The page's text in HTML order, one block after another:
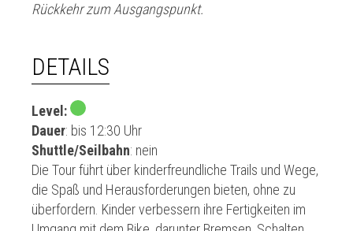
Rückkehr zum Ausgangspunkt.
DETAILS
Level:
Dauer: bis 12:30 Uhr
Shuttle/Seilbahn: nein
Die Tour führt über kinderfreundliche Trails und Wege,
die Spaß und Herausforderungen bieten, ohne zu
überfordern. Kinder verbessern ihre Fertigkeiten im